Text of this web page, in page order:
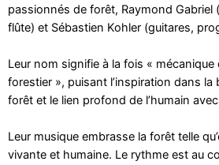
passionnés de forêt, Raymond Gabriel
flûte) et Sébastien Kohler (guitares,
Leur nom signifie à la fois «
forestier », puisant l’inspiration dans la
forêt et le lien profond de l’humain avec
Leur musique embrasse la forêt telle
vivante et humaine. Le rythme est au